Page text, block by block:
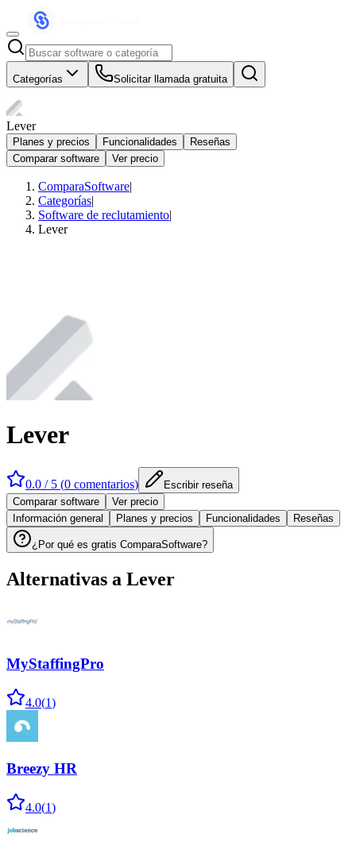
Categorías Solicitar llamada gratuita
Lever
Planes y precios Funcionalidades
Reseñas
Comparar software
Ver precio
ComparaSoftware|
Categorías|
Software de reclutamiento|
Lever
Lever
0.0 / 5 (0 comentarios)
Escribir reseña
Comparar software
Ver precio
Información general
Planes y precios Funcionalidades Reseñas
¿Por qué es gratis ComparaSoftware?
Alternativas a Lever
MyStaffingPro
4.0(1)
Breezy HR
4.0(1)